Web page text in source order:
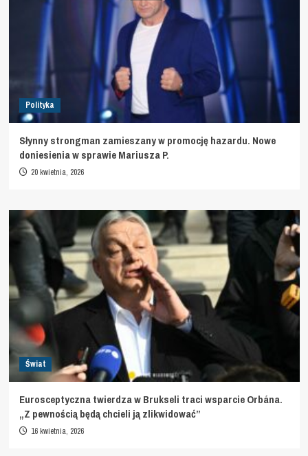
Polityka
Słynny strongman zamieszany w promocję hazardu. Nowe
doniesienia w sprawie Mariusza P.
20 kwietnia, 2026
Świat
Eurosceptyczna twierdza w Brukseli traci wsparcie Orbána.
„Z pewnością będą chcieli ją zlikwidować”
16 kwietnia, 2026